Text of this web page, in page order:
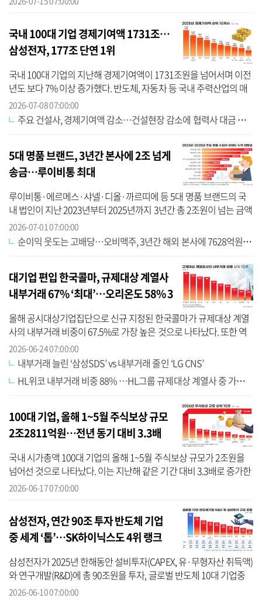
국내 100대 기업 경제기여액 1731조…
삼성전자, 177조 단연 1위
국내 100대 기업의 지난해 경제기여액이 1731조원을 넘어서며 이전
년도 보다 7% 이상 증가했다. 반도체, 자동차 등 국내 주력산업의 매
출액이 증가하면서 협력사·임직원·정부·주주 등 이해관계자들에 배
분된 금...
2026-07-08 07:00:00
주요 건설사, 경제기여액 감소…건설현장 감소에 협력사 대금 등 줄었다
5대 명품 브랜드, 3년간 본사에 2조 넘게
송금…루이비통 최대
루이비통·에르메스·샤넬·디올·까르띠에 등 5대 명품 브랜드의 국
내 법인이 지난 2023년부터 2025년까지 3년간 총 2조원이 넘는 금액
을 배당 형태로 해외 본사에 송금, 국부 유출이 심각한 것으로 나타났
다. BMW·...
2026-07-01 07:00:00
순이익 웃도는 고배당…오비맥주, 3년간 해외 본사에 7628억원 지급
대기업 편입 한국콜마, 규제대상 계열사
내부거래 67% ‘최대’…오리온도 58% 3
위
올해 공시대상기업집단으로 신규 지정된 한국콜마가 규제대상 계열
사의 내부거래 비중이 67.5%로 가장 높은 것으로 나타났다. 또한 역
시 올해 공시대상기업집단에 새로 편입된 오리온도 규제대상 계열사
의 내부...
2026-06-24 07:00:00
내부거래 늘린 ‘삼성SDS’ vs 내부거래 줄인 ‘LG CNS’
HL위코 내부거래 비중 88% …HL그룹 규제대상 계열사 중 가장 높아
100대 기업, 올해 1~5월 주식보상 규모
2조2811억원…전년 동기 대비 3.3배
국내 시가총액 100대 기업의 올해 1~5월 주식보상 규모가 2조원을
넘어선 것으로 나타났다. 이는 지난해 같은 기간 대비 3.3배로 증가한
수치며, 지난해 연간 지급액과 비교해도 1.3배에 달한다. 주식보상은
2026-06-17 07:00:00
삼성전자, 연간 90조 투자 반도체 기업
중 세계 ‘톱’…SK하이닉스도 4위 랭크
삼성전자가 2025년 한해동안 설비투자(CAPEX, 유·무형자산 취득액)
와 연구개발(R&D)에 총 90조원을 투자, 글로벌 반도체 10대 기업중
단연 1위를 기록한 것으로 나타났다. SK하이닉스도 35조원을 투자해
2026-06-10 07:00:00